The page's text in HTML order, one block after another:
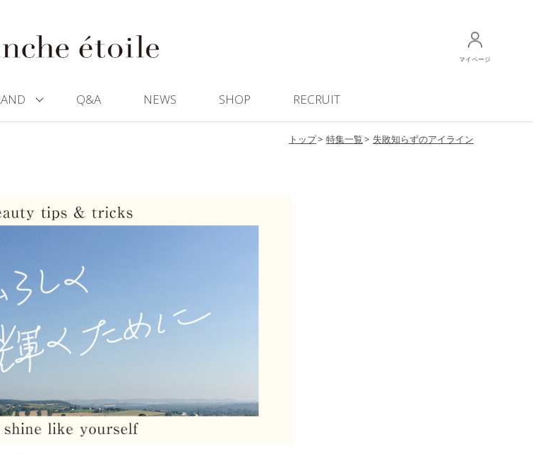
マイページ
Q&A NEWS SHOP RECRUIT
トップ 特集一覧 失敗知らずのアイライン